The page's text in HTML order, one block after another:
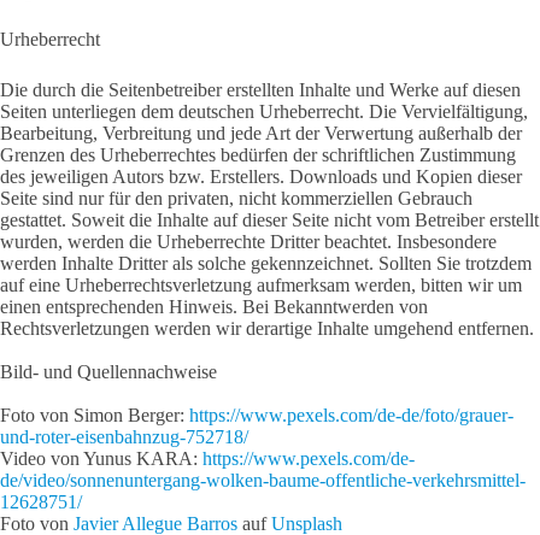
Urheberrecht
Die durch die Seitenbetreiber erstellten Inhalte und Werke auf diesen
Seiten unterliegen dem deutschen Urheberrecht. Die Vervielfältigung,
Bearbeitung, Verbreitung und jede Art der Verwertung außerhalb der
Grenzen des Urheberrechtes bedürfen der schriftlichen Zustimmung
des jeweiligen Autors bzw. Erstellers. Downloads und Kopien dieser
Seite sind nur für den privaten, nicht kommerziellen Gebrauch
gestattet. Soweit die Inhalte auf dieser Seite nicht vom Betreiber erstellt
wurden, werden die Urheberrechte Dritter beachtet. Insbesondere
werden Inhalte Dritter als solche gekennzeichnet. Sollten Sie trotzdem
auf eine Urheberrechtsverletzung aufmerksam werden, bitten wir um
einen entsprechenden Hinweis. Bei Bekanntwerden von
Rechtsverletzungen werden wir derartige Inhalte umgehend entfernen.
Bild- und Quellennachweise
Foto von Simon Berger: https://www.pexels.com/de-de/foto/grauer-
und-roter-eisenbahnzug-752718/
Video von Yunus KARA: https://www.pexels.com/de-
de/video/sonnenuntergang-wolken-baume-offentliche-verkehrsmittel-
12628751/
Foto von Javier Allegue Barros aufUnsplash